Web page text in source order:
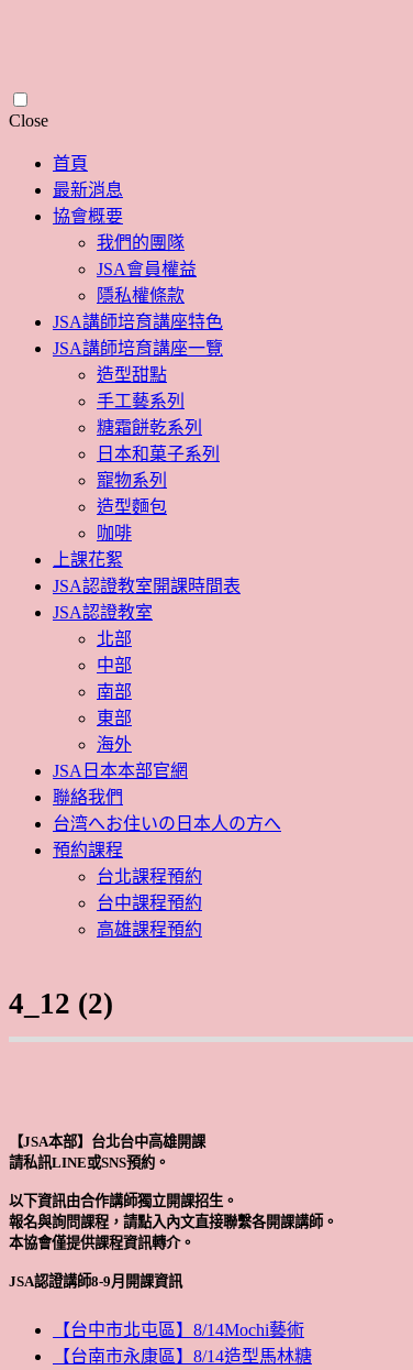
CloseSkip
content
首頁
最新消息
協會概要
我們的團隊
JSA會員權益
隱私權條款
JSA講師培育講座特色
JSA講師培育講座一覽
造型甜點
手工藝系列
糖霜餅乾系列
日本和菓子系列
寵物系列
造型麵包
咖啡
上課花絮
JSA認證教室開課時間表
JSA認證教室
北部
中部
南部
東部
海外
JSA日本本部官網
聯絡我們
台湾へお住いの日本人の方へ
預約課程
台北課程預約
台中課程預約
高雄課程預約
4_12 (2)
【JSA本部】台北台中高雄開課
請私訊LINE或SNS預約。
以下資訊由合作講師獨立開課招生。
報名與詢問課程，請點入內文直接聯繫各開課講師。
本協會僅提供課程資訊轉介。
JSA認證講師8-9月開課資訊
【台中市北屯區】8/14Mochi藝術
【台南市永康區】8/14造型馬林糖